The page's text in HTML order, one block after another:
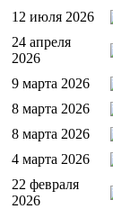
12 июля 2026
24 апреля
2026
9 марта 2026
8 марта 2026
8 марта 2026
4 марта 2026
22 февраля
2026